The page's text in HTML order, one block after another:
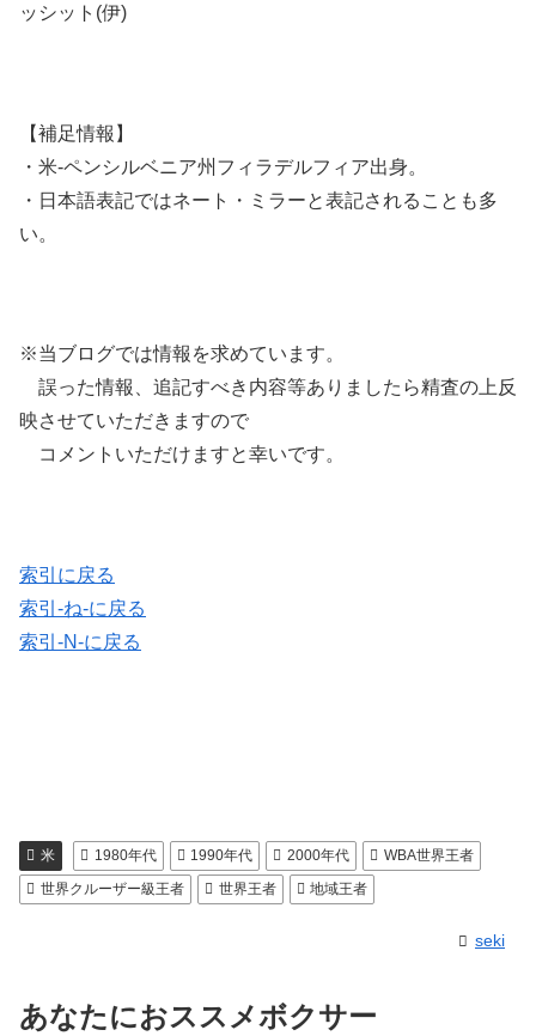
ッシット(伊)
【補足情報】
・米-ペンシルベニア州フィラデルフィア出身。
・日本語表記ではネート・ミラーと表記されることも多
い。
※当ブログでは情報を求めています。
誤った情報、追記すべき内容等ありましたら精査の上反
映させていただきますので
コメントいただけますと幸いです。
索引に戻る
索引-ね-に戻る
索引-N-に戻る
米 1980年代 1990年代 2000年代
WBA世界王者
世界クルーザー級王者
世界王者 地域王者
seki
あなたにおススメボクサー